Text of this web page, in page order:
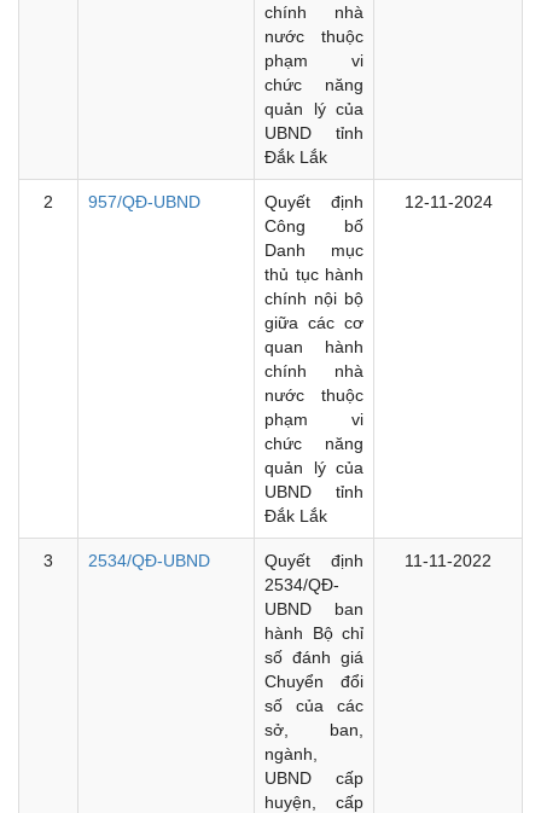
chính nhà
nước thuộc
phạm vi
chức năng
quản lý của
UBND tỉnh
Đắk Lắk
2 957/QĐ-UBND
Quyết định
Công bố
Danh mục
thủ tục hành
chính nội bộ
giữa các cơ
quan hành
chính nhà
nước thuộc
phạm vi
chức năng
quản lý của
UBND tỉnh
Đắk Lắk
12-11-2024
3 2534/QĐ-UBND
Quyết định
2534/QĐ-
UBND ban
hành Bộ chỉ
số đánh giá
Chuyển đổi
số của các
sở, ban,
ngành,
UBND cấp
huyện, cấp
11-11-2022